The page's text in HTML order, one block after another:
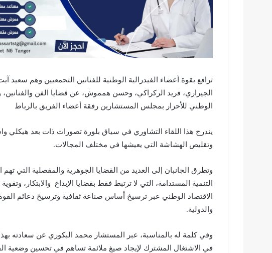
ترافع بقوة أعضاء الفيدرالية الوطنية للفنانين التجمعيين وهم سعيد
الجيراري، فريد الركراكي، وحسن همموش، عن قضايا الفن
الوطني للأحرار بمجلس المستشارين رفقة أعضاء الفريق بالرباط
يندرج هذا اللقاء التشاوري في سياق بلورة تصورات ذات بعد هيكلي
وتقليص الهشاشة التي يعيشها في مختلف المجالات.
وتطرق الجانبان إلى العديد من القضايا الجوهرية والمفصلية التي تهم
التنمية المستدامة، التي لا ترتبط فقط بقضايا الإبداع والابتكار،
الاقتصاد الوطني عبر ترسيخ أساس صناعة ثقافية وترسيخ دعائم
والدولية.
وفي كلمة له بالمناسبة، عبر المستشار محمد البكوري عن سعادته
في الاشتغال المشترك لإيجاد صيغ ملائمة تساهم في تحسين وضعية